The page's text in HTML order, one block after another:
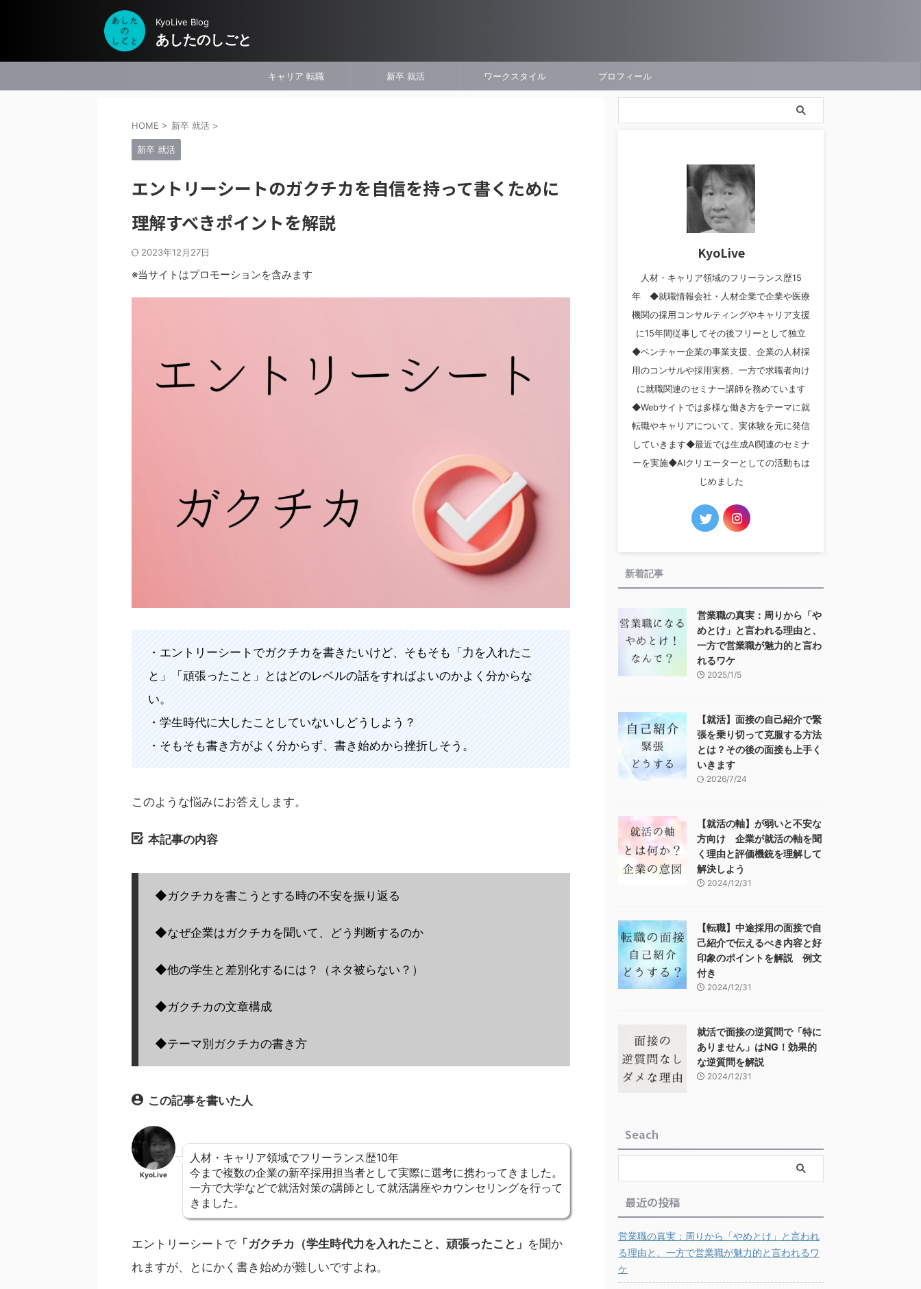
KyoLive Blog
あしたのしごと
キャリア 転職 新卒 就活 ワークスタイル プロフィール
HOME > 新卒 就活 >
新卒 就活
エントリーシートのガクチカを自信を持って書くために
理解すべきポイントを解説
2023年12月27日
※当サイトはプロモーションを含みます
・エントリーシートでガクチカを書きたいけど、そもそも「力を入れたこ
と」「頑張ったこと」とはどのレベルの話をすればよいのかよく分からな
い。
・学生時代に大したことしていないしどうしよう？
・そもそも書き方がよく分からず、書き始めから挫折しそう。
このような悩みにお答えします。
本記事の内容
◆ガクチカを書こうとする時の不安を振り返る
◆なぜ企業はガクチカを聞いて、どう判断するのか
◆他の学生と差別化するには？（ネタ被らない？）
◆ガクチカの文章構成
◆テーマ別ガクチカの書き方
この記事を書いた人
KyoLive
人材・キャリア領域でフリーランス歴10年
今まで複数の企業の新卒採用担当者として実際に選考に携わってきました。
一方で大学などで就活対策の講師として就活講座やカウンセリングを行って
きました。
エントリーシートで 「ガクチカ（学生時代力を入れたこと、頑張ったこと」 を聞か
れますが、とにかく書き始めが難しいですよね。
KyoLive
人材・キャリア領域のフリーランス歴15
年 ◆就職情報会社・人材企業で企業や医療
機関の採用コンサルティングやキャリア支援
に15年間従事してその後フリーとして独立
◆ベンチャー企業の事業支援、企業の人材採
用のコンサルや採用実務、一方で求職者向け
に就職関連のセミナー講師を務めています
◆Webサイトでは多様な働き方をテーマに就
転職やキャリアについて、実体験を元に発信
していきます◆最近では生成AI関連のセミナ
ーを実施◆AIクリエーターとしての活動もは
じめました
新着記事
営業職の真実：周りから「や
めとけ」と言われる理由と、
一方で営業職が魅力的と言わ
れるワケ
2025/1/5
【就活】面接の自己紹介で緊
張を乗り切って克服する方法
とは？その後の面接も上手く
いきます
2026/7/24
【就活の軸】が弱いと不安な
方向け 企業が就活の軸を聞
く理由と評価機銃を理解して
解決しよう
2024/12/31
【転職】中途採用の面接で自
己紹介で伝えるべき内容と好
印象のポイントを解説 例文
付き
2024/12/31
就活で面接の逆質問で「特に
ありません」はNG！効果的
な逆質問を解説
2024/12/31
Seach
最近の投稿
営業職の真実：周りから「やめとけ」と言われ
る理由と、一方で営業職が魅力的と言われるワ
ケ